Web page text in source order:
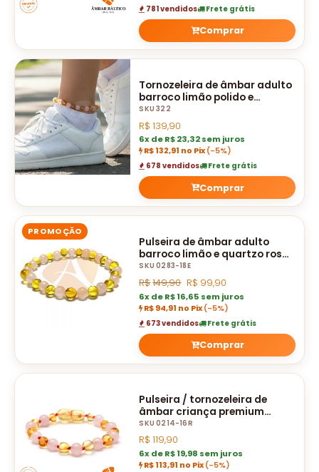
781 vendidos
Frete grátis
Comprar
Tornozeleira de âmbar adulto
barroco limão polido e
quartzo rosa
SKU 322
R$ 139,90
6x de R$ 23,32 sem juros
R$ 132,91 no Pix (-5%)
678 vendidos
Frete grátis
Comprar
PROMOÇÃO
Pulseira de âmbar adulto
barroco limão e quartzo rosa
polido sem fecho - 18 cm
SKU 0283-18E
R$149,90 R$ 99,90
6x de R$ 16,65 sem juros
R$ 94,91 no Pix (-5%)
673 vendidos
Frete grátis
Comprar
Pulseira / tornozeleira de
âmbar criança premium
barroco limão e quartzo rosa
polido - 16 cm
SKU 0214-16R
R$ 119,90
6x de R$ 19,98 sem juros
R$ 113,91 no Pix (-5%)